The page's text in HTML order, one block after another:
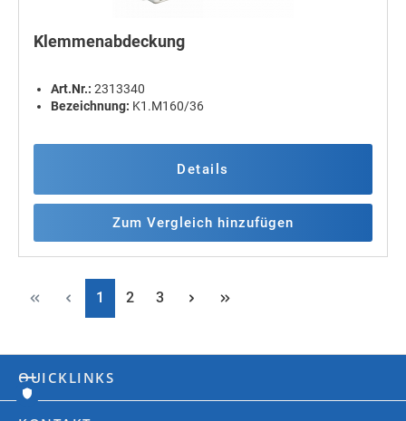
Klemmenabdeckung
Art.Nr.: 2313340
Bezeichnung: K1.M160/36
Details
Zum Vergleich hinzufügen
Seite
1 Seite
2 Seite
3
QUICKLINKS